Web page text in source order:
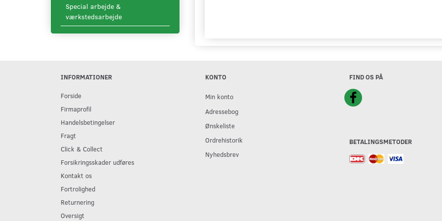
Special arbejde &
værkstedsarbejde
INFORMATIONER
Forside
Firmaprofil
Handelsbetingelser
Fragt
Click & Collect
Forsikringsskader udføres
Kontakt os
Fortrolighed
Returnering
Oversigt
KONTO
Min konto
Adressebog
Ønskeliste
Ordrehistorik
Nyhedsbrev
FIND OS PÅ
BETALINGSMETODER